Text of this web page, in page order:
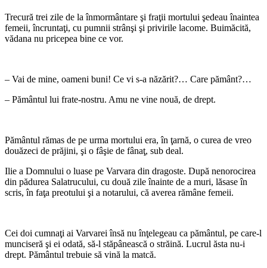
Trecură trei zile de la înmormântare şi fraţii mortului şedeau înaintea
femeii, încruntaţi, cu pumnii strânşi şi privirile lacome. Buimăcită,
vădana nu pricepea bine ce vor.
– Vai de mine, oameni buni! Ce vi s-a năzărit?… Care pământ?…
– Pământul lui frate-nostru. Amu ne vine nouă, de drept.
Pământul rămas de pe urma mortului era, în ţarnă, o curea de vreo
douăzeci de prăjini, şi o fâşie de fânaţ, sub deal.
Ilie a Domnului o luase pe Varvara din dragoste. După nenorocirea
din pădurea Salatrucului, cu două zile înainte de a muri, lăsase în
scris, în faţa preotului şi a notarului, că averea rămâne femeii.
Cei doi cumnaţi ai Varvarei însă nu înţelegeau ca pământul, pe care-l
munciseră şi ei odată, să-l stăpânească o străină. Lucrul ăsta nu-i
drept. Pământul trebuie să vină la matcă.